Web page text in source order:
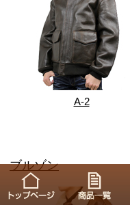
A-2
ブルゾン